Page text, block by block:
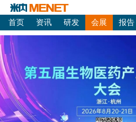
首页 资讯 研发 会展 报告